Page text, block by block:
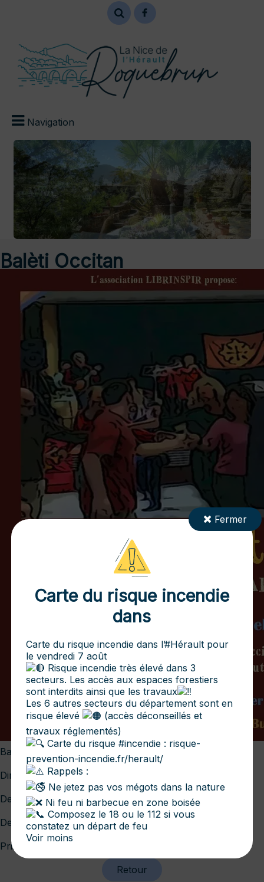
Navigation
Balèti Occitan
Balèti Occitan avec le Groupe TINDAREL
Dimanche 15 Février
De 14h30 à 16h00 Inititation à la danse Occitane
De 16h00 à 18h00 Balèti
Prix libre - buvette
Retour
Fermer
Carte du risque incendie
dans
Carte du risque incendie dans l’#Héraultpour
le vendredi 7 août
Risque incendie très élevé dans 3
secteurs. Les accès aux espaces forestiers
sont interdits ainsi que les travaux
Les 6 autres secteurs du département sont en
risque élevé
(accès déconseillés et
travaux réglementés)
Carte du risque #incendie: risque-
prevention-incendie.fr/herault/
Rappels :
Ne jetez pas vos mégots dans la nature
Ni feu ni barbecue en zone boisée
Composez le 18 ou le 112 si vous
constatez un départ de feu
Voir moins